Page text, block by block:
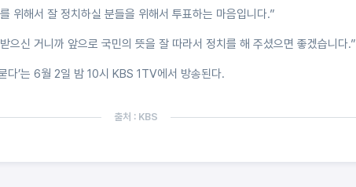
위해서 잘 정치하실 분들을 위해서 투표하는 마음입니다.”
으신 거니까 앞으로 국민의 뜻을 잘 따라서 정치를 해 주셨으면 좋겠습니다.”
다’는 6월 2일 밤 10시 KBS 1TV에서 방송된다.
출처 : KBS